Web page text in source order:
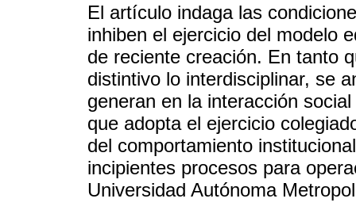
El artículo indaga las
inhiben el ejercicio del modelo
de reciente creación. En tanto
distintivo lo interdisciplinar, se
generan en la interacción
que adopta el ejercicio
del comportamiento
incipientes procesos para
Universidad Autónoma